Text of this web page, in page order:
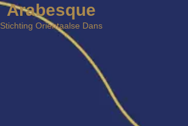
Arabesque
Stichting Orientaalse Dans